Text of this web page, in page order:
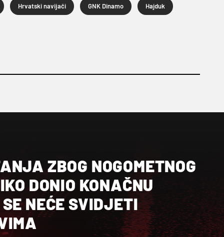
Hrvatski navijači GNK Dinamo Hajduk
ZBOG NOGOMETNOG
DONIO KONAČNU
NEĆE SVIDJETI